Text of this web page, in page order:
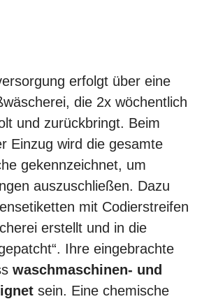
erfolgt über eine
die 2x wöchentlich
und zurückbringt. Beim
Einzug wird die gesamte
gekennzeichnet, um
auszuschließen. Dazu
mit Codierstreifen
erstellt und in die
Ihre eingebrachte
waschmaschinen- und
sein. Eine chemische